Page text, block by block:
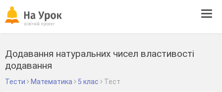
Додавання натуральних чисел властивості
додавання
Тести Математика 5 клас Тест